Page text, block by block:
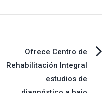
Ofrece Centro de
Rehabilitación Integral
estudios de